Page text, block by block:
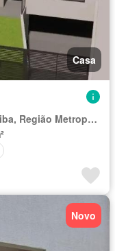
Casa
Região Geográfica Imediata de Curitiba, Região Metropolitana de Curitiba
Novo